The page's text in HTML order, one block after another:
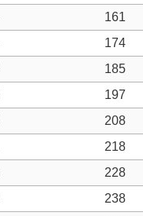
161
174
185
197
208
218
228
238